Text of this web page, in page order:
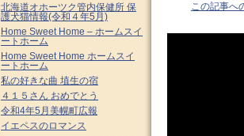
この記事へ
北海道オホーツク管内保健所 保
護犬猫情報(令和４年5月)
Home Sweet Home – ホームスイ
ートホーム
Home Sweet Home ホームスイ
ートホーム
私の好きな曲 埴生の宿
４１５さん おめでとう
令和4年5月美幌町広報
イエペスのロマンス